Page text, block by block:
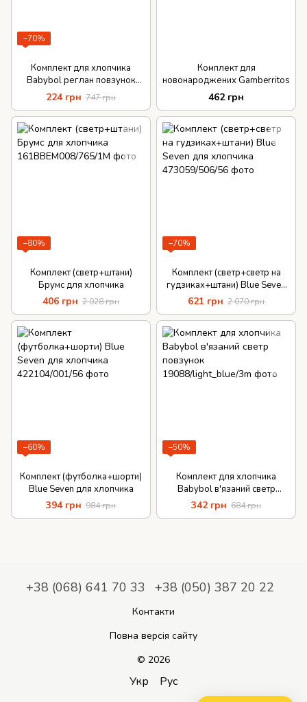
−70%
Комплект для хлопчика
Babybol реглан повзунок
шапочка
224 грн 747 грн
Комплект для
новонароджених Gamberritos
462 грн
−80%
Комплект (светр+штани)
Брумс для хлопчика
406 грн 2 028 грн
−70%
Комплект (светр+светр на
гудзиках+штани) Blue Seven
для хлопчика
621 грн 2 070 грн
−60%
Комплект (футболка+шорти)
Blue Seven для хлопчика
394 грн 984 грн
−50%
Комплект для хлопчика
Babybol в'язаний светр
повзунок
342 грн 684 грн
+38 (068) 641 70 33 +38 (050) 387 20 22
Контакти
Повна версія сайту
© 2026
Укр Рус